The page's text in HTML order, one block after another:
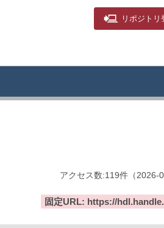
リポジトリ
アクセス数:119件 （2026-
固定URL: https://